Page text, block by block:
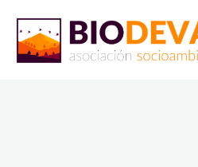
contenido